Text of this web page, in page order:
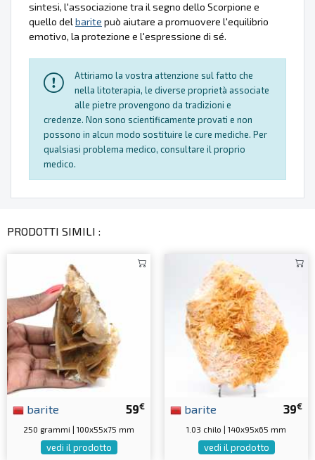
sintesi, l'associazione tra il segno dello Scorpione e
quello delbarite può aiutare a promuovere l'equilibrio
emotivo, la protezione e l'espressione di sé.
Attiriamo la vostra attenzione sul fatto che
nella litoterapia, le diverse proprietà associate
alle pietre provengono da tradizioni e
credenze. Non sono scientificamente provati e non
possono in alcun modo sostituire le cure mediche. Per
qualsiasi problema medico, consultare il proprio
medico.
PRODOTTI SIMILI :
59€
barite
250 grammi | 100x55x75 mm
vedi il prodotto
39€
barite
1.03 chilo | 140x95x65 mm
vedi il prodotto